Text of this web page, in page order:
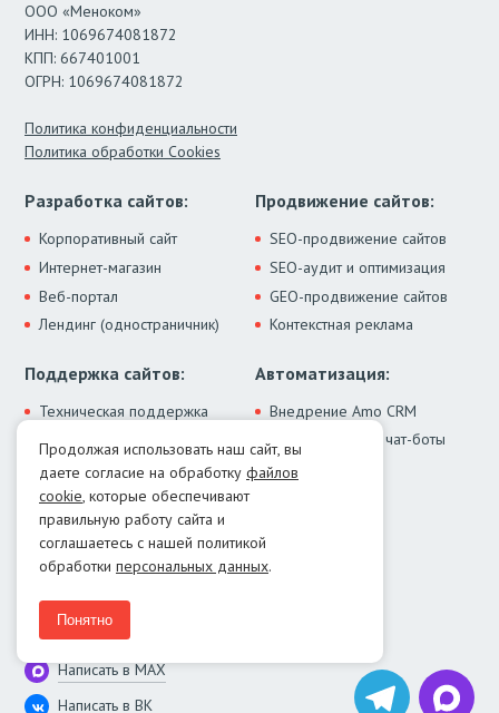
ООО «Меноком»
ИНН: 1069674081872
КПП: 667401001
ОГРН: 1069674081872
Политика конфиденциальности
Политика обработки Cookies
Разработка сайтов:
Корпоративный сайт
Интернет-магазин
Веб-портал
Лендинг (одностраничник)
Продвижение сайтов:
SEO-продвижение сайтов
SEO-аудит и оптимизация
GEO-продвижение сайтов
Контекстная реклама
Поддержка сайтов:
Техническая поддержка
Модернизация сайта
Лечение от вирусов
Автоматизация:
Внедрение Amo CRM
ИИ-ассистенты и чат-боты
Интеграции
Контакты:
Москва:+7 (499) 322-77-02
Екатеринбург:+7 (343) 351-74-32
E-mail:info@menocom.ru
Время работы:
Написать в Telegram
Написать в MAX
Написать в ВК
Продолжая использовать наш сайт, вы
даете согласие на обработку файлов
cookie, которые обеспечивают
правильную работу сайта и
соглашаетесь с нашей политикой
обработки персональных данных.
Понятно